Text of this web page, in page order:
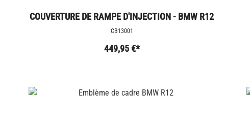
COUVERTURE DE RAMPE D'INJECTION - BMW R12
/ R9T
CB13001
449,95 €*